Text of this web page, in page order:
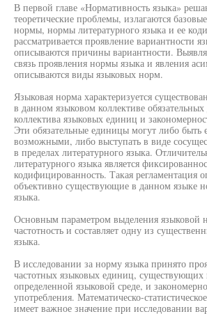
В первой главе «Нормативность языка»
теоретические проблемы, излагаются
нормы, нормы литературного языка и ее
рассматривается проявление вариантности
описываются причины вариантности.
связь проявления нормы языка и явления
описываются виды языковых норм.
Языковая норма характеризуется
в данном языковом коллективе обязательных
коллектива языковых единиц и
Эти обязательные единицы могут либо быть
возможными, либо выступать в виде
в пределах литературного языка.
литературного языка является
кодифицированность. Такая регламентация
объективно существующие в данном языке
языка.
Основным параметром выделения языковой
частотность и составляет одну из
языка.
В исследовании за норму языка принято
частотных языковых единиц, существующих
определенной языковой среде, и
употребления. Математическо-
имеет важное значение при исследовании